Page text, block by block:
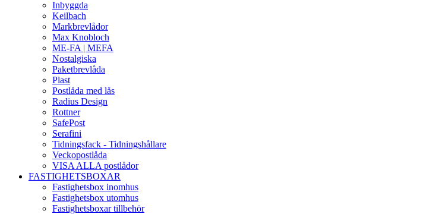
Inbyggda
Keilbach
Markbrevlådor
Max Knobloch
ME-FA | MEFA
Nostalgiska
Paketbrevlåda
Plast
Postlåda med lås
Radius Design
Rottner
SafePost
Serafini
Tidningsfack - Tidningshållare
Veckopostlåda
VISA ALLA postlådor
FASTIGHETSBOXAR
Fastighetsbox inomhus
Fastighetsbox utomhus
Fastighetsboxar tillbehör